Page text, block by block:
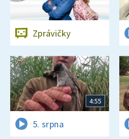
Zprávičky
4:55
5. srpna